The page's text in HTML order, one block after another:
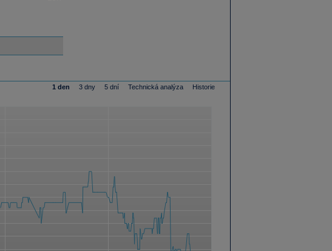
1 den 3 dny 5 dní Technická analýza Historie